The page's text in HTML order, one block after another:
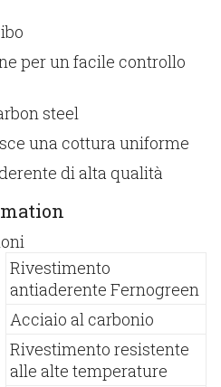
per un facile controllo
steel
una cottura uniforme
di alta qualità
Rivestimento
antiaderente Fernogreen
Acciaio al carbonio
Rivestimento resistente
alle alte temperature